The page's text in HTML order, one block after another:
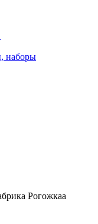
наборы
Рогожкаа